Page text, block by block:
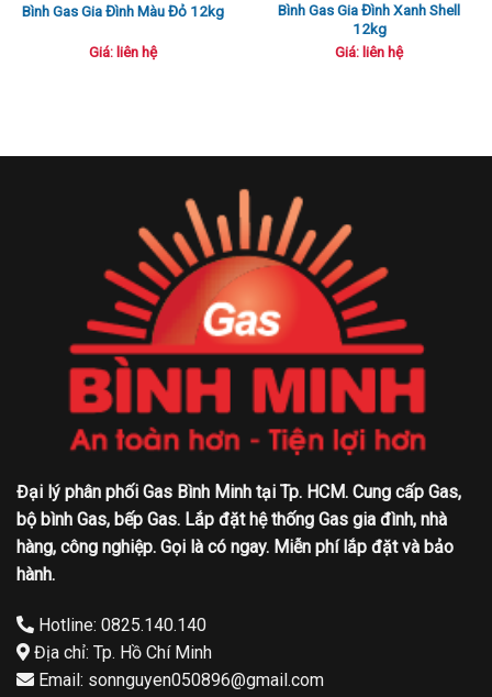
Bình Gas Gia Đình Màu Đỏ 12kg
Giá: liên hệ
Bình Gas Gia Đình Xanh Shell
12kg
Giá: liên hệ
Đại lý phân phối Gas Bình Minh tại Tp. HCM. Cung cấp Gas,
bộ bình Gas, bếp Gas. Lắp đặt hệ thống Gas gia đình, nhà
hàng, công nghiệp. Gọi là có ngay. Miễn phí lắp đặt và bảo
hành.
Hotline: 0825.140.140
Địa chỉ: Tp. Hồ Chí Minh
Email: sonnguyen050896@gmail.com